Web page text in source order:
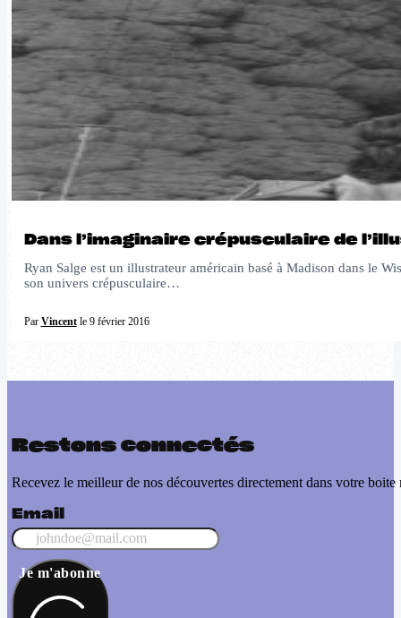
Dans l’imaginaire crépusculaire de
Ryan Salge est un illustrateur américain basé à Madison dans le
son univers crépusculaire…
Par Vincentle 9 février 2016
Restons connectés
Recevez le meilleur de nos découvertes directement dans votre boite
Email
Je m'abonne